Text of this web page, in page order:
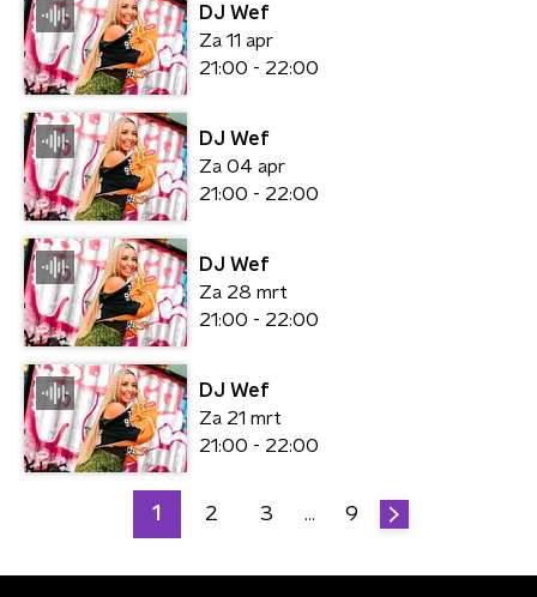
DJ Wef
Za 11 apr
21:00 - 22:00
DJ Wef
Za 04 apr
21:00 - 22:00
DJ Wef
Za 28 mrt
21:00 - 22:00
DJ Wef
Za 21 mrt
21:00 - 22:00
1 2 3 … 9